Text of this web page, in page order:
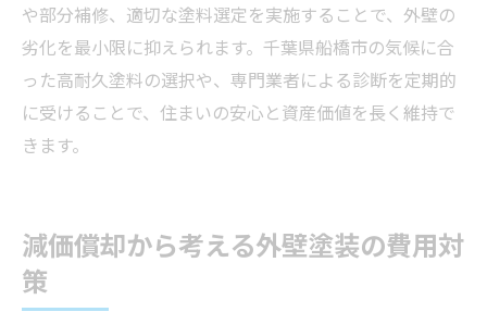
や部分補修、適切な塗料選定を実施することで、外壁の
劣化を最小限に抑えられます。千葉県船橋市の気候に合
った高耐久塗料の選択や、専門業者による診断を定期的
に受けることで、住まいの安心と資産価値を長く維持で
きます。
減価償却から考える外壁塗装の費用対
策